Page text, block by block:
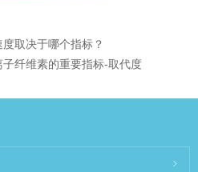
取决于哪个指标？
纤维素的重要指标-取代度